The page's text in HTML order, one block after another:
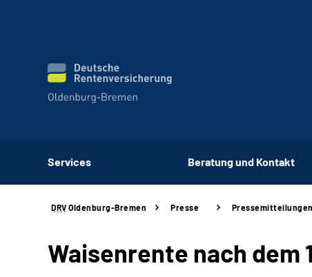
Services Beratung und Kontakt
DRV Oldenburg-Bremen Presse Pressemitteilungen
Waisenrente nach dem